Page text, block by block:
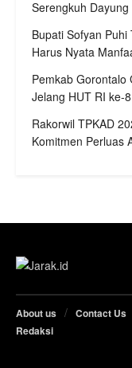
Serengkuh
Bupati Sofyan Puhi
Harus Nyata
Pemkab Gorontalo
Jelang HUT RI ke-
Rakorwil TPKAD
Komitmen Perluas
About us Contact Us
Redaksi